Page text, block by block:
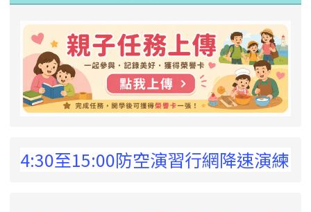
15:00防空演習行網降速演練，請預為